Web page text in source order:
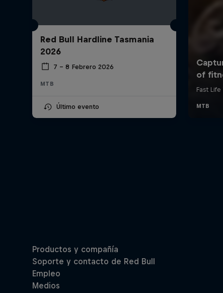
Red Bull Hardline Tasmania
2026
7 – 8 Febrero 2026
MTB
Último evento